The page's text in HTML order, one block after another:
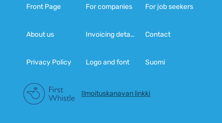
Front Page For companies For job seekers
About us Invoicing details Contact
Privacy Policy Logo and font Suomi
Ilmoituskanavan linkki